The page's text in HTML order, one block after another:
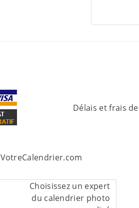
Délais et frais
VotreCalendrier.com
Choisissez un expert
du calendrier photo